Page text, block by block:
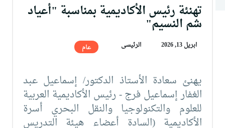
تهنئة رئيس الأكاديمية بمناسبة "أعياد
شم النسيم"
ابريل 13, 2026 الرئيسى عام
يهنئ سعادة الأستاذ الدكتور/ إسماعيل عبد
الغفار إسماعيل فرج - رئيس الأكاديمية العربية
للعلوم والتكنولوجيا والنقل البحري أسرة
الأكاديمية (السادة أعضاء هيئة التدريس